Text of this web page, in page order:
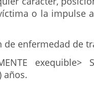
o la impulse
enfermedad de
exequible>
años.